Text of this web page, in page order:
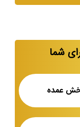
شما